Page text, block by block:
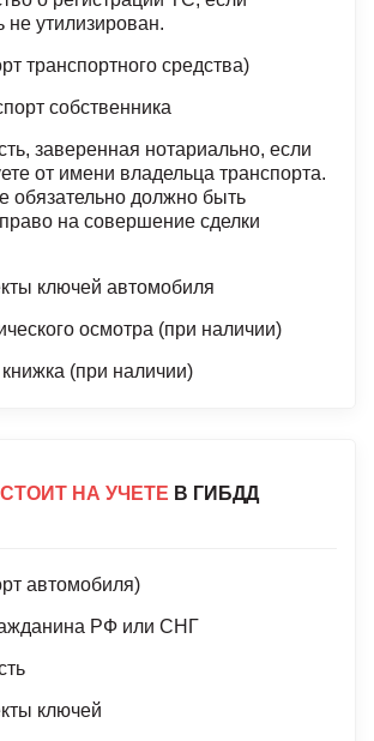
не утилизирован.
транспортного средства)
собственника
заверенная нотариально, если
от имени владельца транспорта.
обязательно должно быть
на совершение сделки
ключей автомобиля
осмотра (при наличии)
(при наличии)
НА УЧЕТЕ В ГИБДД
автомобиля)
РФ или СНГ
ключей